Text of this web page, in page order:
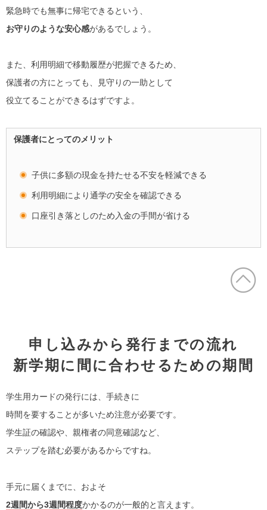
緊急時でも無事に帰宅できるという、
お守りのような安心感があるでしょう。
また、利用明細で移動履歴が把握できるため、
保護者の方にとっても、見守りの一助として
役立てることができるはずですよ。
保護者にとってのメリット
子供に多額の現金を持たせる不安を軽減できる
利用明細により通学の安全を確認できる
口座引き落としのため入金の手間が省ける
申し込みから発行までの流れ
新学期に間に合わせるための期間
学生用カードの発行には、手続きに
時間を要することが多いため注意が必要です。
学生証の確認や、親権者の同意確認など、
ステップを踏む必要があるからですね。
手元に届くまでに、およそ
2週間から3週間程度かかるのが一般的と言えます。